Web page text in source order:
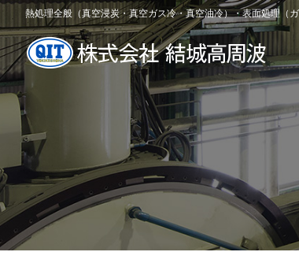
熱処理全般（真空浸炭・真空ガス冷・真空油冷）・表面処理（